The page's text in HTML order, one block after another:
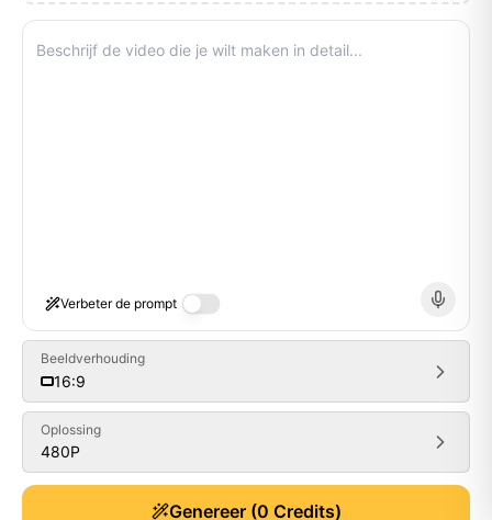
Verbeter de prompt
Beeldverhouding
16:9
Oplossing
480P
Genereer(0 Credits)
Generate